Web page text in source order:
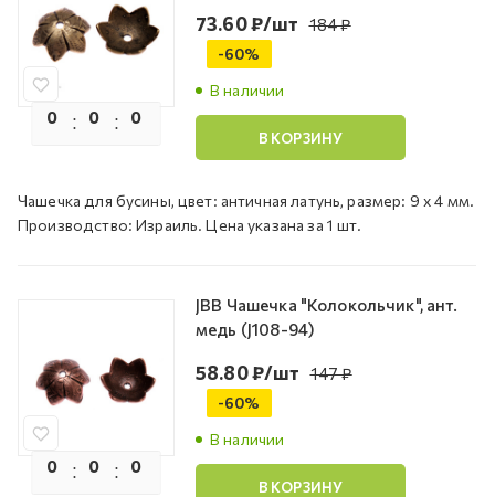
0 0 0
В наличии
73.60₽/шт 184₽
-60%
В КОРЗИНУ
Чашечка для бусины, цвет: античная латунь, размер: 9 х 4 мм.
Производство: Израиль. Цена указана за 1 шт.
0 0 0
JBB Чашечка "Колокольчик", ант.
медь (J108-94)
В наличии
58.80₽/шт 147₽
-60%
В КОРЗИНУ